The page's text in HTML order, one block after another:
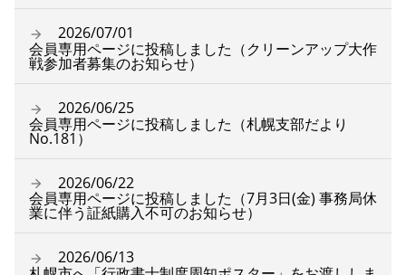
2026/07/01
会員専用ページに投稿しました（クリーンアップ大作
戦参加者募集のお知らせ）
2026/06/25
会員専用ページに投稿しました（札幌支部だより
No.181）
2026/06/22
会員専用ページに投稿しました（7月3日(金) 事務局休
業に伴う証紙購入不可のお知らせ）
2026/06/13